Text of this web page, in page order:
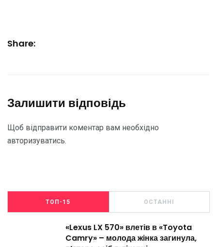
Share:
Залишити відповідь
Щоб відправити коментар вам необхідно
авторизуватись.
ТОП-15 ОСТАННІ
«Lexus LX 570» влетів в «Toyota
Camry» – молода жінка загинула,